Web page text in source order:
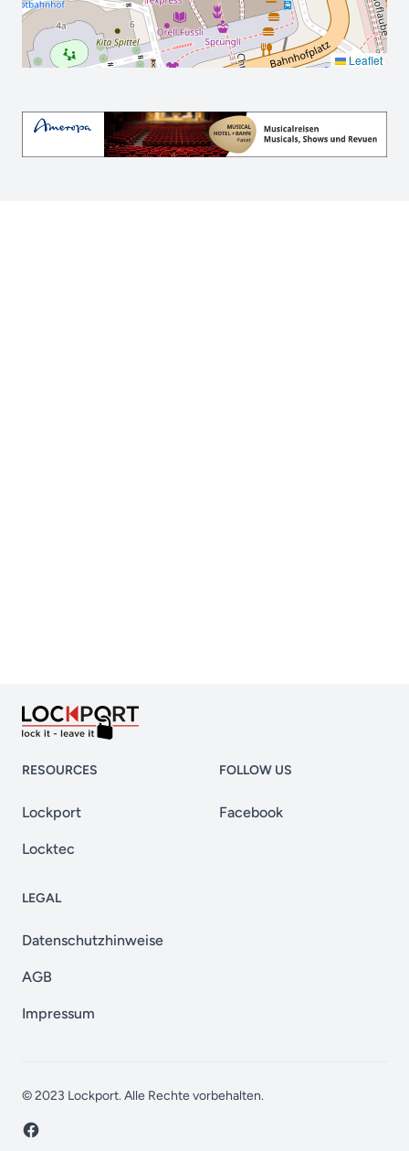
Leaflet
RESOURCES
Lockport
Locktec
FOLLOW US
Facebook
LEGAL
Datenschutzhinweise
AGB
Impressum
© 2023 Lockport. Alle Rechte vorbehalten.